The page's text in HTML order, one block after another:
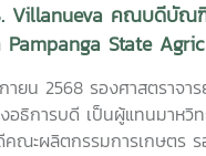
Villanueva คณบดีบัณ
State
เทศฟิลิปปินส์ เยือนมหาวิ
ยน 2568 รองศาสตราจา
ธิการบดี เป็นผู้แทนมาหวิ
ณะผลิตกรรมการเกษตร